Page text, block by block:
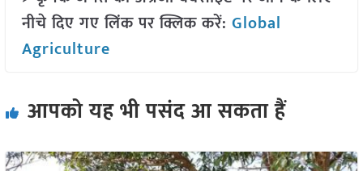
नीचे दिए गए लिंक पर क्लिक करें: Global
Agriculture
आपको यह भी पसंद आ सकता हैं